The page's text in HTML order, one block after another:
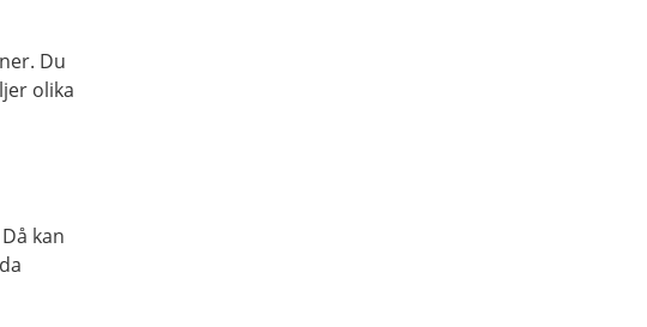
Du
olika
kan